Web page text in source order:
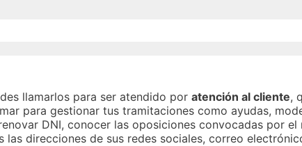
llamarlos para ser atendido por atención al cliente,
para gestionar tus tramitaciones como ayudas,
DNI, conocer las oposiciones convocadas por
direcciones de sus redes sociales, correo